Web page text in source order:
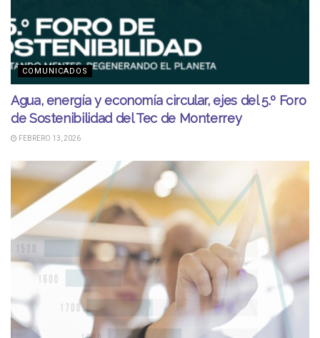
COMUNICADOS
Agua, energía y economía circular, ejes del 5.º Foro
de Sostenibilidad del Tec de Monterrey
FEBRERO 13, 2026